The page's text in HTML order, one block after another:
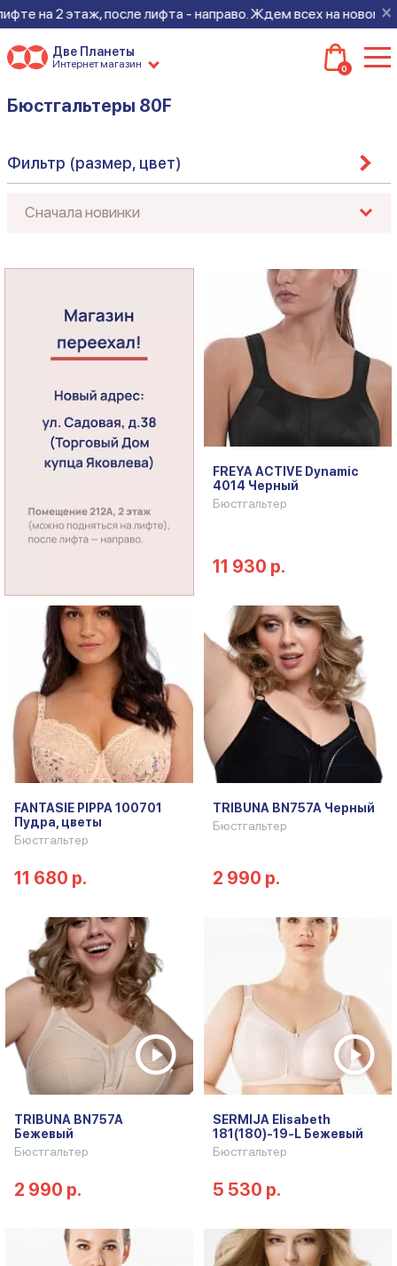
×
после лифта - направо. Ждем всех на новом месте!
Две Планеты
Интернет магазин 0
Бюстгальтеры 80F
Фильтр (размер, цвет)
FREYA ACTIVE Dynamic
4014 Черный
Бюстгальтер
11 930 р.
FANTASIE PIPPA 100701
Пудра, цветы
Бюстгальтер
11 680 р.
TRIBUNA BN757A Черный
Бюстгальтер
2 990 р.
TRIBUNA BN757A
Бежевый
Бюстгальтер
2 990 р.
SERMIJA Elisabeth
181(180)-19-L Бежевый
Бюстгальтер
5 530 р.